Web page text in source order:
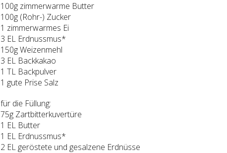
100g zimmerwarme Butter
100g (Rohr-) Zucker
1 zimmerwarmes Ei
3 EL Erdnussmus*
150g Weizenmehl
3 EL Backkakao
1 TL Backpulver
1 gute Prise Salz
für die Füllung:
75g Zartbitterkuvertüre
1 EL Butter
1 EL Erdnussmus*
2 EL geröstete und gesalzene Erdnüsse